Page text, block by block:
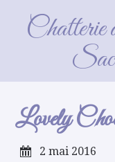
Lovely
Lovely
2 mai 2016